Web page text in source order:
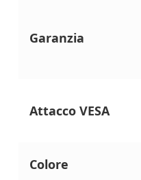
Garanzia
Attacco VESA
Colore